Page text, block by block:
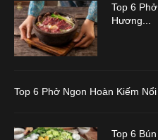
Top 6
Hương...
Top 6 Phở Ngon Hoàn Kiếm Nổi
Top 6